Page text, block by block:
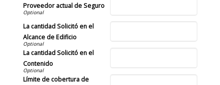
Proveedor actual de Seguro
La cantidad Solicitó en el
Alcance de Edificio
La cantidad Solicitó en el
Contenido
Límite de cobertura de